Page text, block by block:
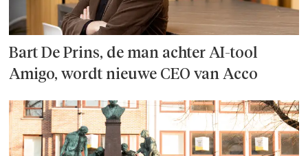
Bart De Prins, de man achter AI-tool
Amigo, wordt nieuwe CEO van Acco